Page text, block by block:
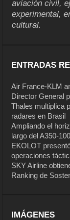
aviación civil,
experimental,
cultural.
ENTRADAS
Air France-KLM
Director General
Thales multiplica
radares en Brasil
Ampliando el
largo del A350-
EKOLOT
operaciones
SKY Airline
Ranking de
IMÁGENES